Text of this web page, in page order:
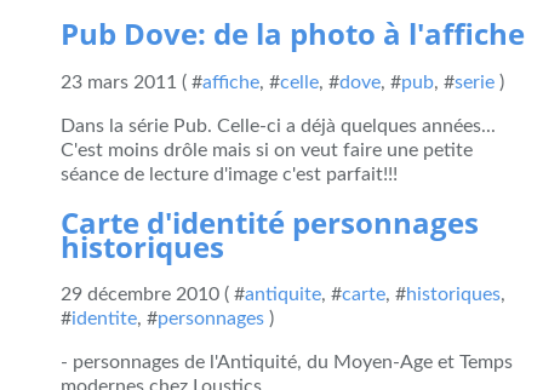
Pub Dove: de la photo à l'affiche
23 mars 2011 ( #affiche, #celle, #dove, #pub, #serie )
Dans la série Pub. Celle-ci a déjà quelques années...
C'est moins drôle mais si on veut faire une petite
séance de lecture d'image c'est parfait!!!
Carte d'identité personnages
historiques
29 décembre 2010 ( #antiquite, #carte, #historiques,
#identite, #personnages )
- personnages de l'Antiquité, du Moyen-Age et Temps